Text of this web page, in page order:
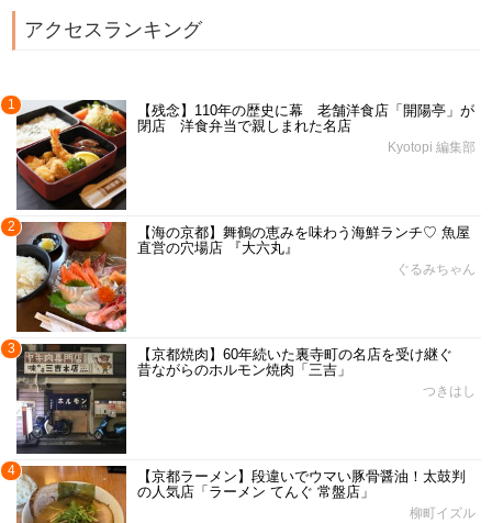
アクセスランキング
1
【残念】110年の歴史に幕 老舗洋食店「開陽亭」が
閉店 洋食弁当で親しまれた名店
Kyotopi 編集部
2
【海の京都】舞鶴の恵みを味わう海鮮ランチ♡ 魚屋
直営の穴場店 『大六丸』
ぐるみちゃん
3
【京都焼肉】60年続いた裏寺町の名店を受け継ぐ
昔ながらのホルモン焼肉「三吉」
つきはし
4
【京都ラーメン】段違いでウマい豚骨醤油！太鼓判
の人気店「ラーメン てんぐ 常盤店」
柳町イズル